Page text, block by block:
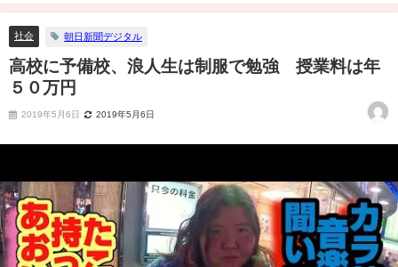
社会 朝日新聞デジタル
高校に予備校、浪人生は制服で勉強 授業料は年
５０万円
2019年5月6日 2019年5月6日